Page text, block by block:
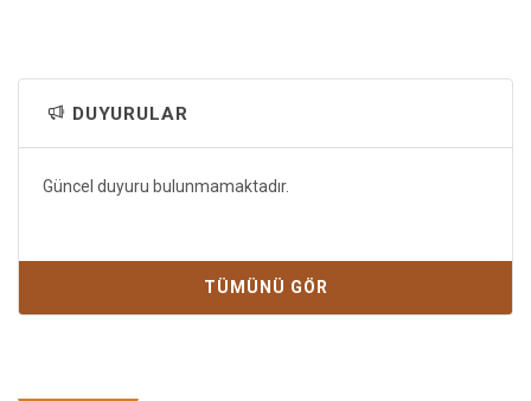
DUYURULAR
Güncel duyuru bulunmamaktadır.
TÜMÜNÜ GÖR